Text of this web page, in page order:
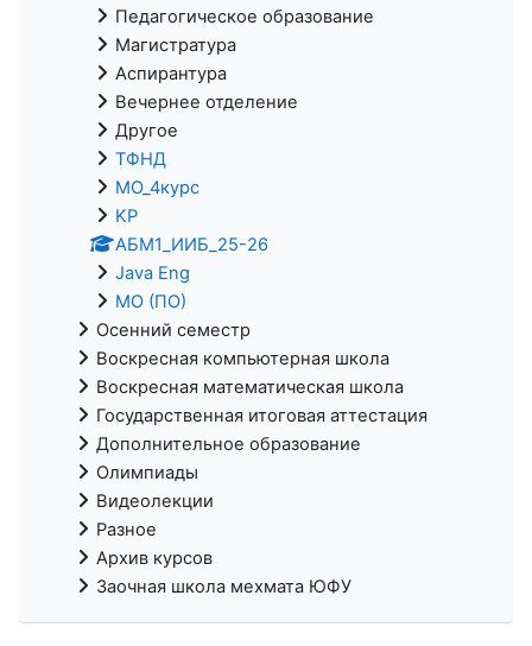
Педагогическое образование
Магистратура
Аспирантура
Вечернее отделение
Другое
ТФНД
МО_4курс
KP
АБМ1_ИИБ_25-26
Java Eng
МО (ПО)
Осенний семестр
Воскресная компьютерная школа
Воскресная математическая школа
Государственная итоговая аттестация
Дополнительное образование
Олимпиады
Видеолекции
Разное
Архив курсов
Заочная школа мехмата ЮФУ